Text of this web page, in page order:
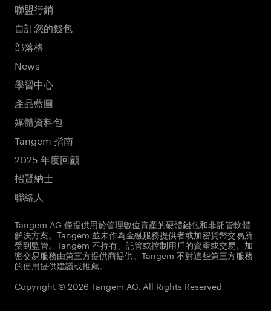
聯盟行銷
自訂您的錢包
部落格
News
學習中心
產品藍圖
媒體資料包
Tangem 指南
2025 年度回顧
招賢納士
聯絡人
Tangem AG 僅提供用於管理數位資產的硬體錢包和非託管軟體
解決方案。Tangem 並未作為金融服務提供者或加密貨幣交易所
受到監管。Tangem 不持有、託管或控制用戶的資產或交易。加
密交易服務由第三方提供商提供。Tangem 不對這些第三方服務
的使用提供建議或推薦。